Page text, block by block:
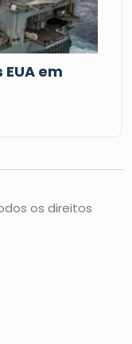
os direitos